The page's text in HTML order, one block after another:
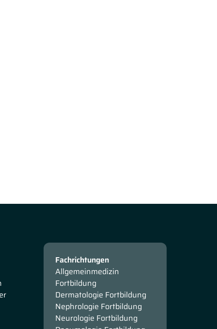
Fachrichtungen
Allgemeinmedizin
Fortbildung
Dermatologie Fortbildung
Nephrologie Fortbildung
Neurologie Fortbildung